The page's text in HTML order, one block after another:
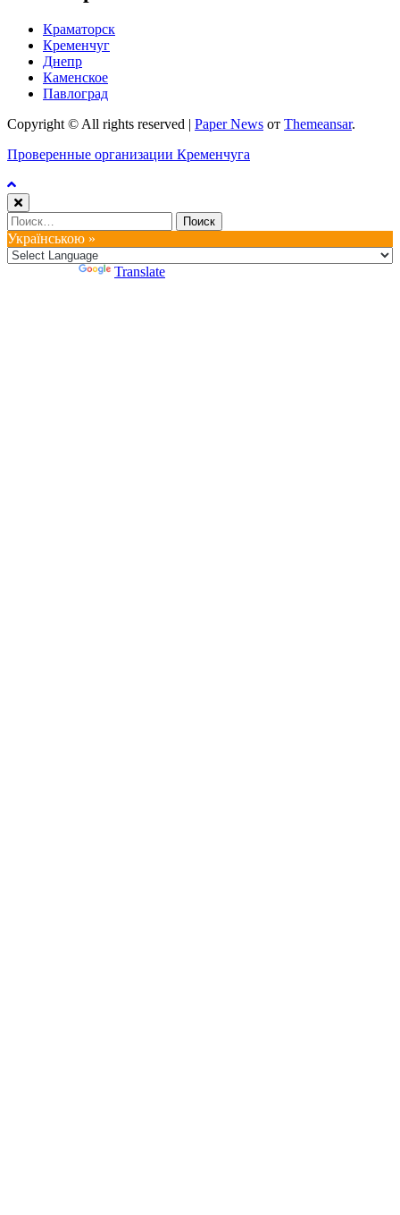
Краматорск
Кременчуг
Днепр
Каменское
Павлоград
Copyright © All rights reserved | Paper News от Themeansar.
Проверенные организации Кременчуга
Найти:
Українською »
Translate